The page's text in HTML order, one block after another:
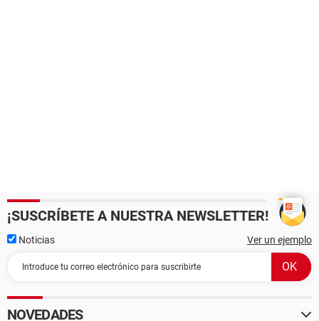
¡SUSCRÍBETE A NUESTRA NEWSLETTER!
Noticias Ver un ejemplo
NOVEDADES